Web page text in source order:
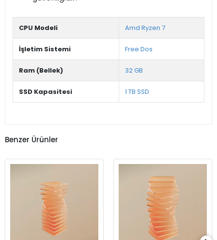
CPU Modeli Amd Ryzen 7
İşletim Sistemi Free Dos
Ram (Bellek) 32 GB
SSD Kapasitesi 1 TB SSD
Benzer Ürünler